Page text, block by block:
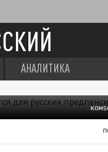
АНАЛИТИКА